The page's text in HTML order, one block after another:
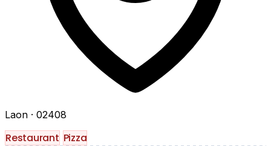
Laon · 02408
Restaurant Pizza